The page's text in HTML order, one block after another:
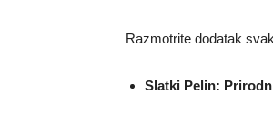
Razmotrite dodatak
Slatki Pelin: